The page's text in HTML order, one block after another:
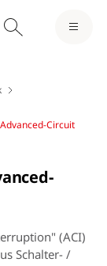
Circuit
(ACI)
Schalter- /